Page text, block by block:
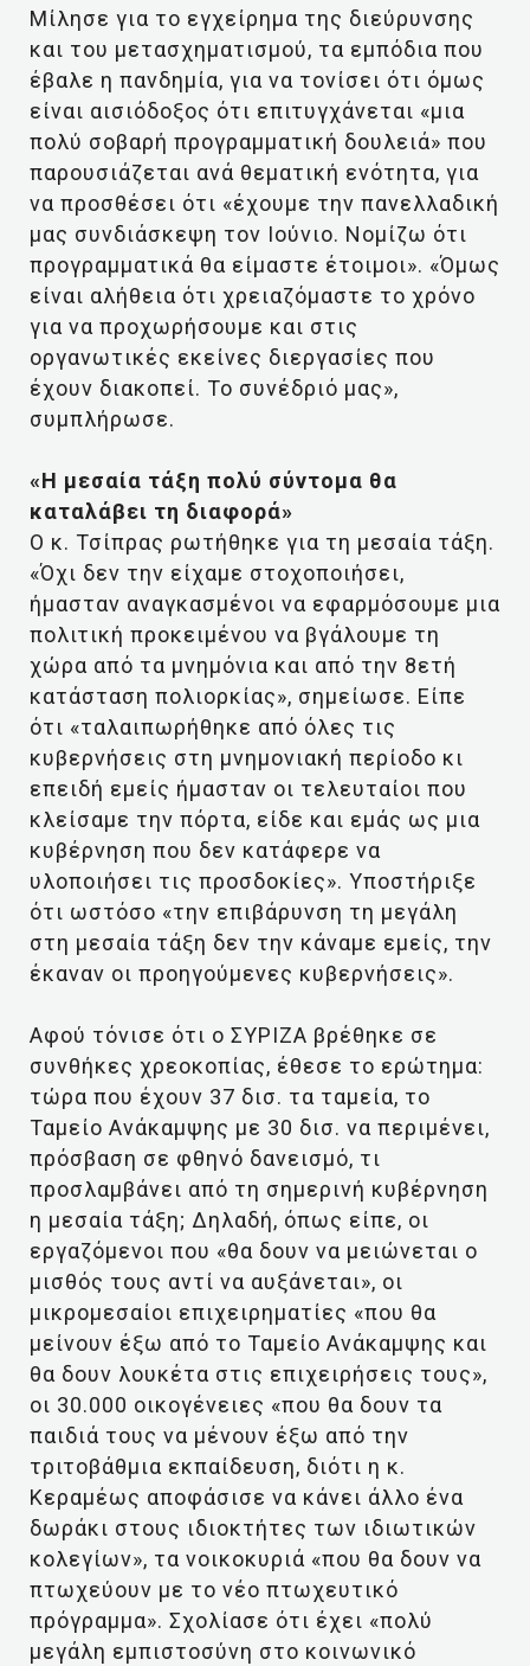
Μίλησε για το εγχείρημα της διεύρυνσης
και του μετασχηματισμού, τα εμπόδια που
έβαλε η πανδημία, για να τονίσει ότι όμως
είναι αισιόδοξος ότι επιτυγχάνεται «μια
πολύ σοβαρή προγραμματική δουλειά» που
παρουσιάζεται ανά θεματική ενότητα, για
να προσθέσει ότι «έχουμε την πανελλαδική
μας συνδιάσκεψη τον Ιούνιο. Νομίζω ότι
προγραμματικά θα είμαστε έτοιμοι». «Όμως
είναι αλήθεια ότι χρειαζόμαστε το χρόνο
για να προχωρήσουμε και στις
οργανωτικές εκείνες διεργασίες που
έχουν διακοπεί. Το συνέδριό μας»,
συμπλήρωσε.
«Η μεσαία τάξη πολύ σύντομα θα
καταλάβει τη διαφορά»
Ο κ. Τσίπρας ρωτήθηκε για τη μεσαία τάξη.
«Όχι δεν την είχαμε στοχοποιήσει,
ήμασταν αναγκασμένοι να εφαρμόσουμε μια
πολιτική προκειμένου να βγάλουμε τη
χώρα από τα μνημόνια και από την 8ετή
κατάσταση πολιορκίας», σημείωσε. Είπε
ότι «ταλαιπωρήθηκε από όλες τις
κυβερνήσεις στη μνημονιακή περίοδο κι
επειδή εμείς ήμασταν οι τελευταίοι που
κλείσαμε την πόρτα, είδε και εμάς ως μια
κυβέρνηση που δεν κατάφερε να
υλοποιήσει τις προσδοκίες». Υποστήριξε
ότι ωστόσο «την επιβάρυνση τη μεγάλη
στη μεσαία τάξη δεν την κάναμε εμείς, την
έκαναν οι προηγούμενες κυβερνήσεις».
Αφού τόνισε ότι ο ΣΥΡΙΖΑ βρέθηκε σε
συνθήκες χρεοκοπίας, έθεσε το ερώτημα:
τώρα που έχουν 37 δισ. τα ταμεία, το
Ταμείο Ανάκαμψης με 30 δισ. να περιμένει,
πρόσβαση σε φθηνό δανεισμό, τι
προσλαμβάνει από τη σημερινή κυβέρνηση
η μεσαία τάξη; Δηλαδή, όπως είπε, οι
εργαζόμενοι που «θα δουν να μειώνεται ο
μισθός τους αντί να αυξάνεται», οι
μικρομεσαίοι επιχειρηματίες «που θα
μείνουν έξω από το Ταμείο Ανάκαμψης και
θα δουν λουκέτα στις επιχειρήσεις τους»,
οι 30.000 οικογένειες «που θα δουν τα
παιδιά τους να μένουν έξω από την
τριτοβάθμια εκπαίδευση, διότι η κ.
Κεραμέως αποφάσισε να κάνει άλλο ένα
δωράκι στους ιδιοκτήτες των ιδιωτικών
κολεγίων», τα νοικοκυριά «που θα δουν να
πτωχεύουν με το νέο πτωχευτικό
πρόγραμμα». Σχολίασε ότι έχει «πολύ
μεγάλη εμπιστοσύνη στο κοινωνικό